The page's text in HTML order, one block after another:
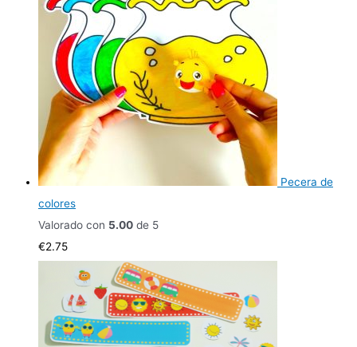
Pecera de
colores
Valorado con 5.00 de 5
€2.75